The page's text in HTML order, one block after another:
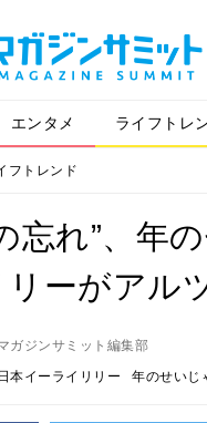
エンタメ ライフトレ
フトレンド
忘れ”、年
リーがアル
ガジンサミット編集部
日本イーライリリー 年のせいじ